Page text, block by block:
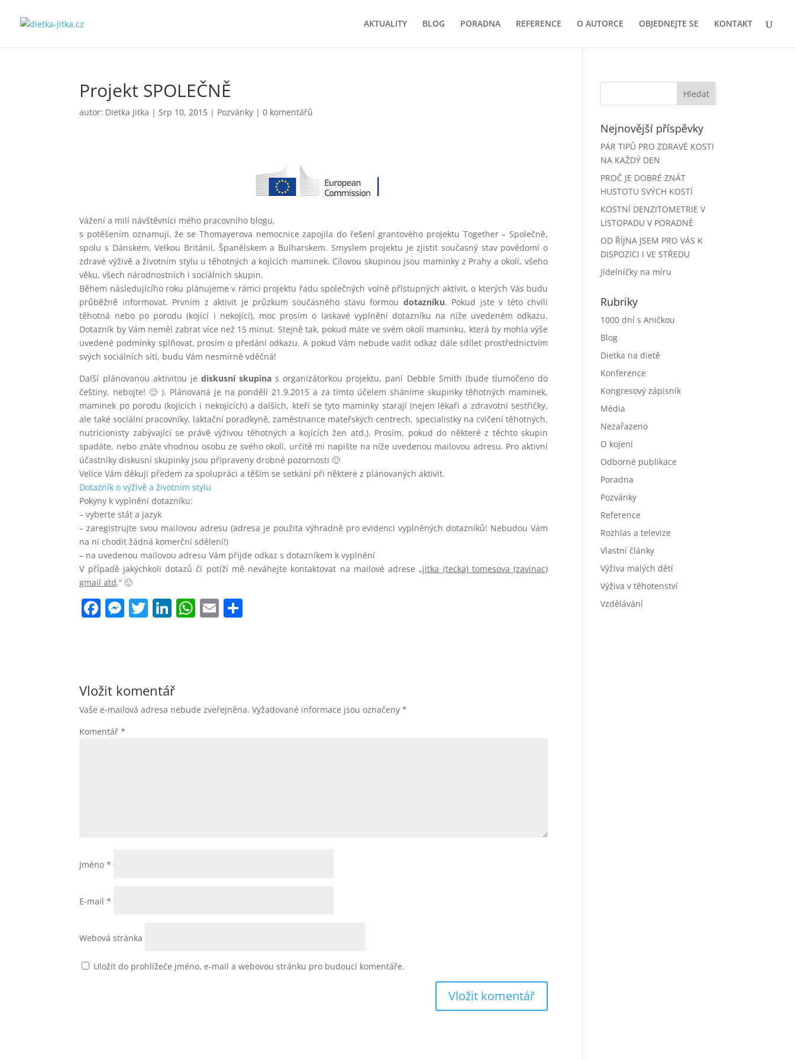
AKTUALITY BLOG PORADNA REFERENCE O AUTORCE OBJEDNEJTE SE KONTAKT
Projekt SPOLEČNĚ
autor: Dietka Jitka |Srp 10, 2015 | Pozvánky |0 komentářů
Vážení a milí návštěvníci mého pracovního blogu,
s potěšením oznamuji, že se Thomayerova nemocnice zapojila do řešení grantového projektu Together – Společně,
spolu s Dánském, Velkou Británií, Španělskem a Bulharskem. Smyslem projektu je zjistit současný stav povědomí o
zdravé výživě a životním stylu u těhotných a kojících maminek. Cílovou skupinou jsou maminky z Prahy a okolí, všeho
věku, všech národnostních i sociálních skupin.
Během následujícího roku plánujeme v rámci projektu řadu společných volně přístupných aktivit, o kterých Vás budu
průběžně informovat. Prvním z aktivit je průzkum současného stavu formou dotazníku. Pokud jste v této chvíli
těhotná nebo po porodu (kojící i nekojící), moc prosím o laskavé vyplnění dotazníku na níže uvedeném odkazu.
Dotazník by Vám neměl zabrat více než 15 minut. Stejně tak, pokud máte ve svém okolí maminku, která by mohla výše
uvedené podmínky splňovat, prosím o předání odkazu. A pokud Vám nebude vadit odkaz dále sdílet prostřednictvím
svých sociálních sítí, budu Vám nesmírně vděčná!
Další plánovanou aktivitou je diskusní skupina s organizátorkou projektu, paní Debbie Smith (bude tlumočeno do
češtiny, nebojte! 🙂 ). Plánovaná je na pondělí 21.9.2015 a za tímto účelem sháníme skupinky těhotných maminek,
maminek po porodu (kojících i nekojících) a dalších, kteří se tyto maminky starají (nejen lékaři a zdravotní sestřičky,
ale také sociální pracovníky, laktační poradkyně, zaměstnance mateřských centrech, specialistky na cvičení těhotných,
nutricionisty zabývající se právě výživou těhotných a kojících žen atd.). Prosím, pokud do některé z těchto skupin
spadáte, nebo znáte vhodnou osobu ze svého okolí, určitě mi napište na níže uvedenou mailovou adresu. Pro aktivní
účastníky diskusní skupinky jsou připraveny drobné pozornosti 🙂
Velice Vám děkuji předem za spolupráci a těším se setkání při některé z plánovaných aktivit.
Dotazník o výživě a životním stylu
Pokyny k vyplnění dotazníku:
– vyberte stát a jazyk
– zaregistrujte svou mailovou adresu (adresa je použita výhradně pro evidenci vyplněných dotazníků! Nebudou Vám
na ni chodit žádná komerční sdělení!)
– na uvedenou mailovou adresu Vám přijde odkaz s dotazníkem k vyplnění
V případě jakýchkoli dotazů či potíží mě neváhejte kontaktovat na mailové adrese „jitka (tecka) tomesova (zavinac)
gmail atd.“ 🙂
F
b
o
o
k
M
n
g
er
T Li
dI
n
W
p
p
E
Vložit komentář
Vaše e-mailová adresa nebude zveřejněna. Vyžadované informace jsou označeny*
Komentář*
Jméno*
E-mail*
Webová stránka
Uložit do prohlížeče jméno, e-mail a webovou stránku pro budoucí komentáře.
Nejnovější příspěvky
PÁR TIPŮ PRO ZDRAVÉ KOSTI
NA KAŽDÝ DEN
PROČ JE DOBRÉ ZNÁT
HUSTOTU SVÝCH KOSTÍ
KOSTNÍ DENZITOMETRIE V
LISTOPADU V PORADNĚ
OD ŘÍJNA JSEM PRO VÁS K
DISPOZICI I VE STŘEDU
Jídelníčky na míru
Rubriky
1000 dní s Aničkou
Blog
Dietka na dietě
Konference
Kongresový zápisník
Média
Nezařazeno
O kojení
Odborné publikace
Poradna
Pozvánky
Reference
Rozhlas a televize
Vlastní články
Výživa malých dětí
Výživa v těhotenství
Vzdělávání